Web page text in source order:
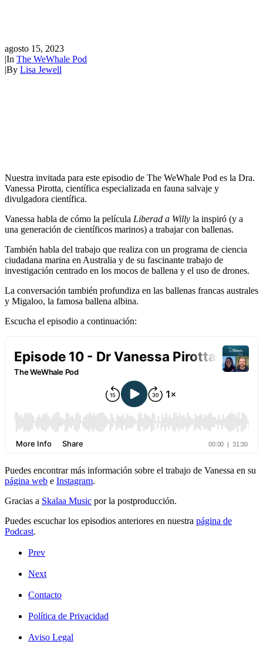
agosto 15, 2023
|In The WeWhale Pod
|By Lisa Jewell
Nuestra invitada para este episodio de The WeWhale Pod es la Dra.
Vanessa Pirotta, científica especializada en fauna salvaje y
divulgadora científica.
Vanessa habla de cómo la película Liberad a Willy la inspiró (y a
una generación de científicos marinos) a trabajar con ballenas.
También habla del trabajo que realiza con un programa de ciencia
ciudadana marina en Australia y de su fascinante trabajo de
investigación centrado en los mocos de ballena y el uso de drones.
La conversación también profundiza en las ballenas francas australes
y Migaloo, la famosa ballena albina.
Escucha el episodio a continuación:
Puedes encontrar más información sobre el trabajo de Vanessa en su
página web e Instagram.
Gracias a Skalaa Music por la postproducción.
Puedes escuchar los episodios anteriores en nuestra página de
Podcast.
Prev
Next
Contacto
Política de Privacidad
Aviso Legal